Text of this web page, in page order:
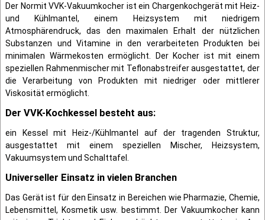
Der Normit VVK-Vakuumkocher ist ein Chargenkochgerät mit Heiz-
und Kühlmantel, einem Heizsystem mit niedrigem
Atmosphärendruck, das den maximalen Erhalt der nützlichen
Substanzen und Vitamine in den verarbeiteten Produkten bei
minimalen Wärmekosten ermöglicht. Der Kocher ist mit einem
speziellen Rahmenmischer mit Teflonabstreifer ausgestattet, der
die Verarbeitung von Produkten mit niedriger oder mittlerer
Viskosität ermöglicht.
Der VVK-Kochkessel besteht aus:
ein Kessel mit Heiz-/Kühlmantel auf der tragenden Struktur,
ausgestattet mit einem speziellen Mischer, Heizsystem,
Vakuumsystem und Schalttafel.
Universeller Einsatz in vielen Branchen
Das Gerät ist für den Einsatz in Bereichen wie Pharmazie, Chemie,
Lebensmittel, Kosmetik usw. bestimmt. Der Vakuumkocher kann